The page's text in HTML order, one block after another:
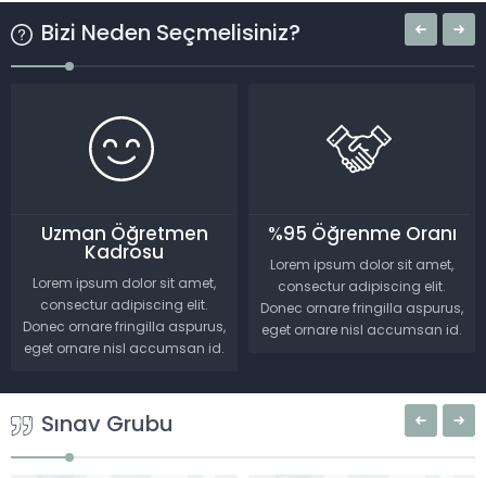
Bizi Neden Seçmelisiniz?
Uzman Öğretmen
Kadrosu
Lorem ipsum dolor sit amet,
consectur adipiscing elit.
Donec ornare fringilla aspurus,
eget ornare nisl accumsan id.
%95 Öğrenme Oranı
Lorem ipsum dolor sit amet,
consectur adipiscing elit.
Donec ornare fringilla aspurus,
eget ornare nisl accumsan id.
Sınav Grubu